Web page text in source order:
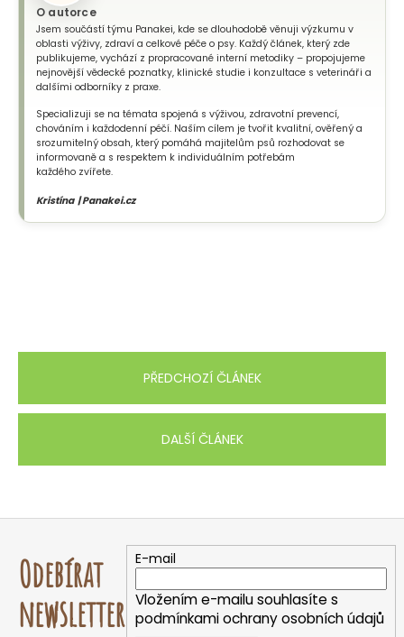
O autorce
Jsem součástí týmu Panakei, kde se dlouhodobě věnuji výzkumu v
oblasti výživy, zdraví a celkové péče o psy. Každý článek, který zde
publikujeme, vychází z propracované interní metodiky – propojujeme
nejnovější vědecké poznatky, klinické studie i konzultace s veterináři a
dalšími odborníky z praxe.
Specializuji se na témata spojená s výživou, zdravotní prevencí,
chováním i každodenní péčí. Naším cílem je tvořit kvalitní, ověřený a
srozumitelný obsah, který pomáhá majitelům psů rozhodovat se
informovaně a s respektem k individuálním potřebám
každého zvířete.
Kristína | Panakei.cz
PŘEDCHOZÍ ČLÁNEK
DALŠÍ ČLÁNEK
Z
Odebírat
newsletter
E-mail
Vložením e-mailu souhlasíte s
podmínkami ochrany osobních údajů